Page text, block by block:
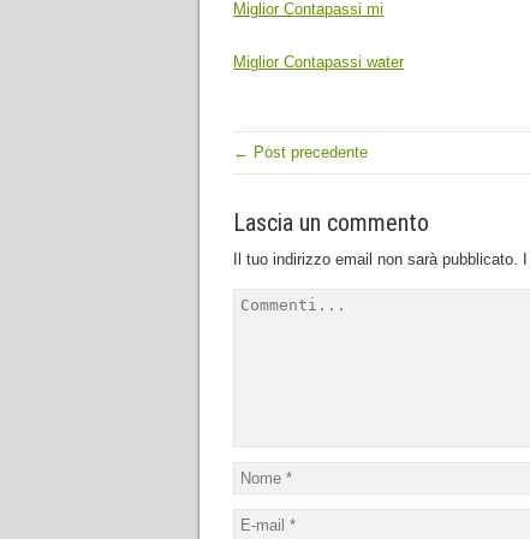
Miglior Contapassi mi
Miglior Contapassi water
← Post precedente
Lascia un commento
Il tuo indirizzo email non sarà pubblicato.